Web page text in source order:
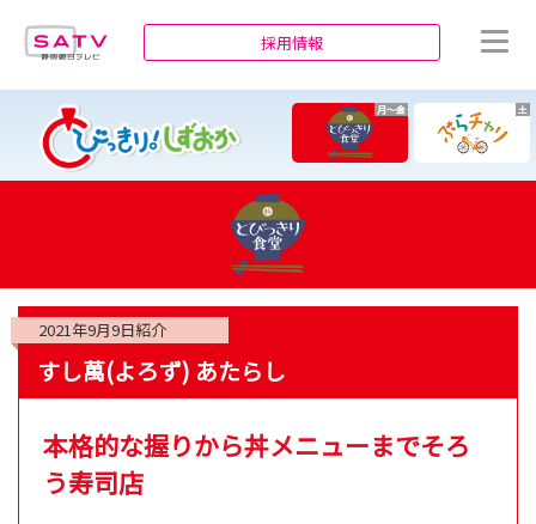
採用情報
月～金 土
2021年9月9日紹介
すし萬(よろず) あたらし
本格的な握りから丼メニューまでそろ
う寿司店